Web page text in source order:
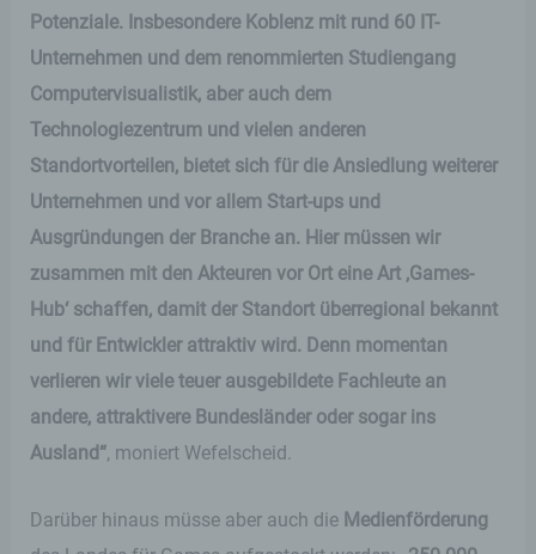
Potenziale. Insbesondere Koblenz mit rund 60 IT-
Unternehmen und dem renommierten Studiengang
Computervisualistik, aber auch dem
Technologiezentrum und vielen anderen
Standortvorteilen, bietet sich für die Ansiedlung weiterer
Unternehmen und vor allem Start-ups und
Ausgründungen der Branche an. Hier müssen wir
zusammen mit den Akteuren vor Ort eine Art ,Games-
Hub‘ schaffen, damit der Standort überregional bekannt
und für Entwickler attraktiv wird. Denn momentan
verlieren wir viele teuer ausgebildete Fachleute an
andere, attraktivere Bundesländer oder sogar ins
Ausland“, moniert Wefelscheid.
Darüber hinaus müsse aber auch die Medienförderung